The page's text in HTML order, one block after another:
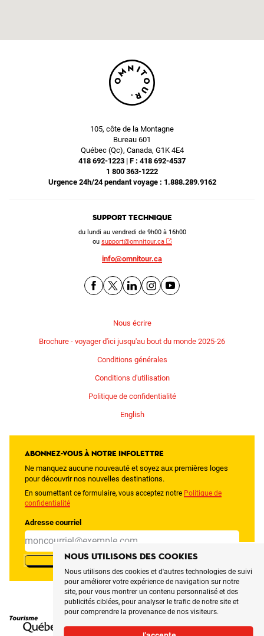
Nous utilisons des cookies
Nous utilisons des cookies et d'autres technologies de suivi
pour améliorer votre expérience de navigation sur notre
site, pour vous montrer un contenu personnalisé et des
publicités ciblées, pour analyser le trafic de notre site et
pour comprendre la provenance de nos visiteurs.
105, côte de la Montagne
Bureau 601
Québec (Qc), Canada, G1K 4E4
418 692-1223 | F : 418 692-4537
1 800 363-1222
Urgence 24h/24 pendant voyage : 1.888.289.9162
Support technique
du lundi au vendredi de 9h00 à 16h00
ou support@omnitour.ca
info@omnitour.ca
Nous écrire
Brochure - voyager d'ici jusqu'au bout du monde 2025-26
Conditions générales
Conditions d'utilisation
Politique de confidentialité
English
Abonnez-vous à notre infolettre
Ne manquez aucune nouveauté et soyez aux premières loges
pour découvrir nos nouvelles destinations.
En soumettant ce formulaire, vous acceptez notre Politique de
confidentialité
Adresse courriel
M'INSCRIRE